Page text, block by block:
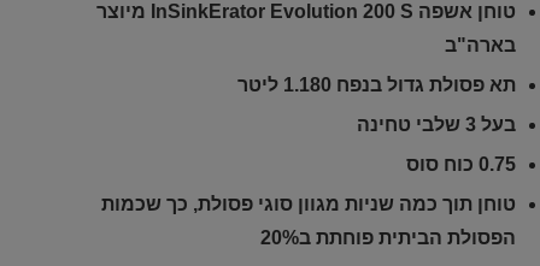
טוחן אשפה InSinkErator Evolution 200 S מיוצר
בארה"ב
תא פסולת גדול בנפח 1.180 ליטר
בעל 3 שלבי טחינה
0.75 כוח סוס
טוחן תוך כמה שניות מגוון סוגי פסולת, כך שכמות
הפסולת הביתית פוחתת ב20%